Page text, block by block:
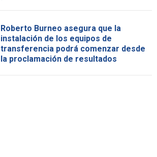
Roberto Burneo asegura que la
instalación de los equipos de
transferencia podrá comenzar desde
la proclamación de resultados